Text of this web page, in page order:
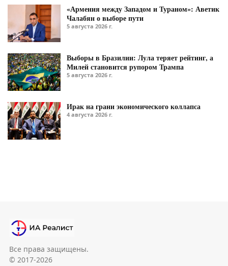
«Армения между Западом и Тураном»: Аветик
Чалабян о выборе пути
5 августа 2026 г.
Выборы в Бразилии: Лула теряет рейтинг, а
Милей становится рупором Трампа
5 августа 2026 г.
Ирак на грани экономического коллапса
4 августа 2026 г.
Все права защищены.
© 2017-2026